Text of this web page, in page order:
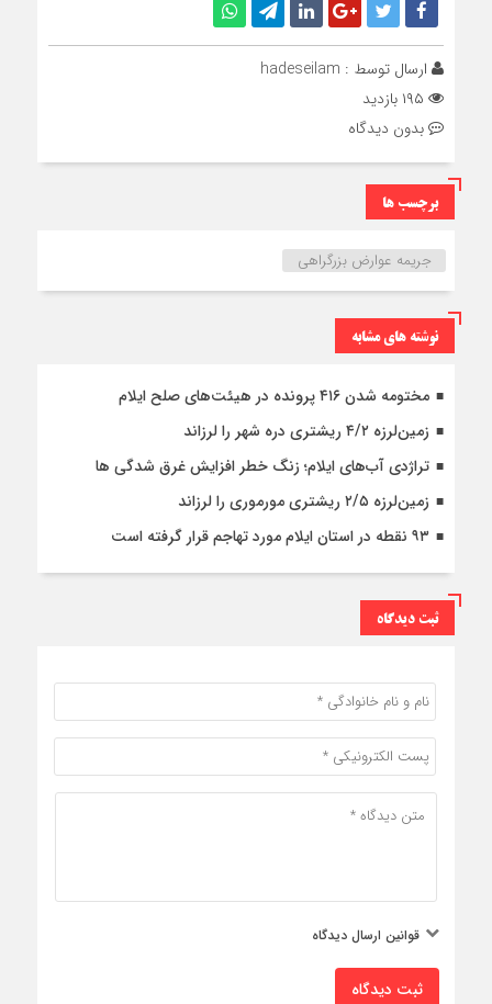
ارسال توسط : hadeseilam
بدون دیدگاه
برچسب ها
جریمه عوارض بزرگراهی
نوشته های مشابه
مختومه شدن ۴۱۶ پرونده در هیئت‌های صلح ایلام
زمین‌لرزه ۴/۲ ریشتری دره شهر را لرزاند
تراژدی آب‌های ایلام؛ زنگ خطر افزایش غرق شدگی ها
زمین‌لرزه ۲/۵ ریشتری مورموری را لرزاند
۹۳ نقطه در استان ایلام مورد تهاجم قرار گرفته است
ثبت دیدگاه
قوانین ارسال دیدگاه
ثبت دیدگاه